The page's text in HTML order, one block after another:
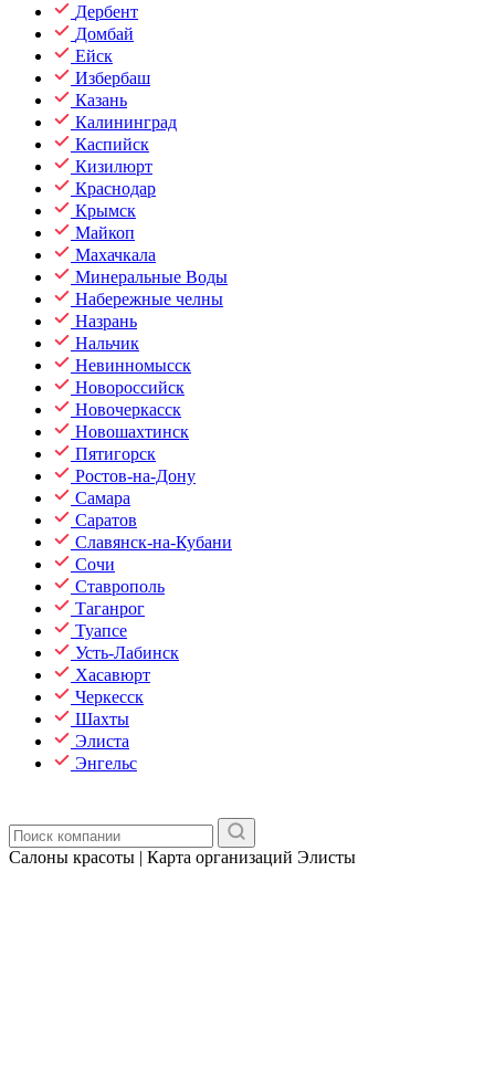
Дербент
Домбай
Ейск
Избербаш
Казань
Калининград
Каспийск
Кизилюрт
Краснодар
Крымск
Майкоп
Махачкала
Минеральные Воды
Набережные челны
Назрань
Нальчик
Невинномысск
Новороссийск
Новочеркасск
Новошахтинск
Пятигорск
Ростов-на-Дону
Самара
Саратов
Славянск-на-Кубани
Сочи
Ставрополь
Таганрог
Туапсе
Усть-Лабинск
Хасавюрт
Черкесск
Шахты
Элиста
Энгельс
Салоны красоты | Карта организаций Элисты